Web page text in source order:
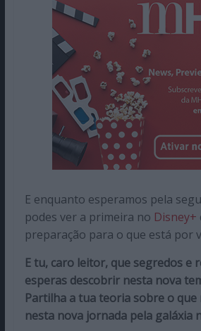
E enquanto esperamos pela
podes ver a primeira no Disney+
preparação para o que está por
E tu, caro leitor, que segredos e
esperas descobrir nesta nova
Partilha a tua teoria sobre o que
nesta nova jornada pela galáxia